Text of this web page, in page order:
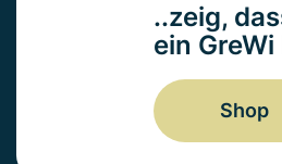
..zeig,
ein
Shop